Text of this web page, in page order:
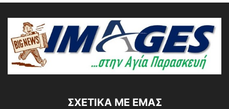
ΣΧΕΤΙΚΆ ΜΕ ΕΜΆΣ